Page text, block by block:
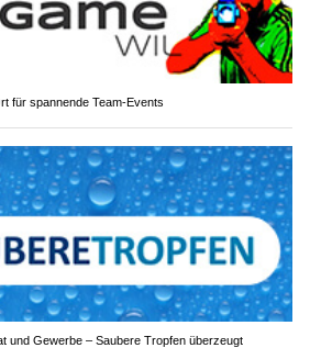
für spannende Team-Events
und Gewerbe – Saubere Tropfen überzeugt